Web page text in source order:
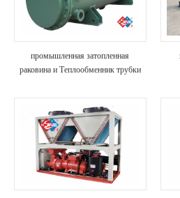
промышленная затопленная
раковина и Теплообменник трубки